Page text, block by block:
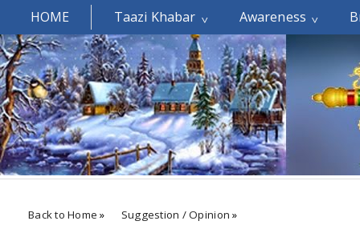
HOME Taazi Khabar Awareness
Welcomes You.....
Back to Home » Suggestion / Opinion »